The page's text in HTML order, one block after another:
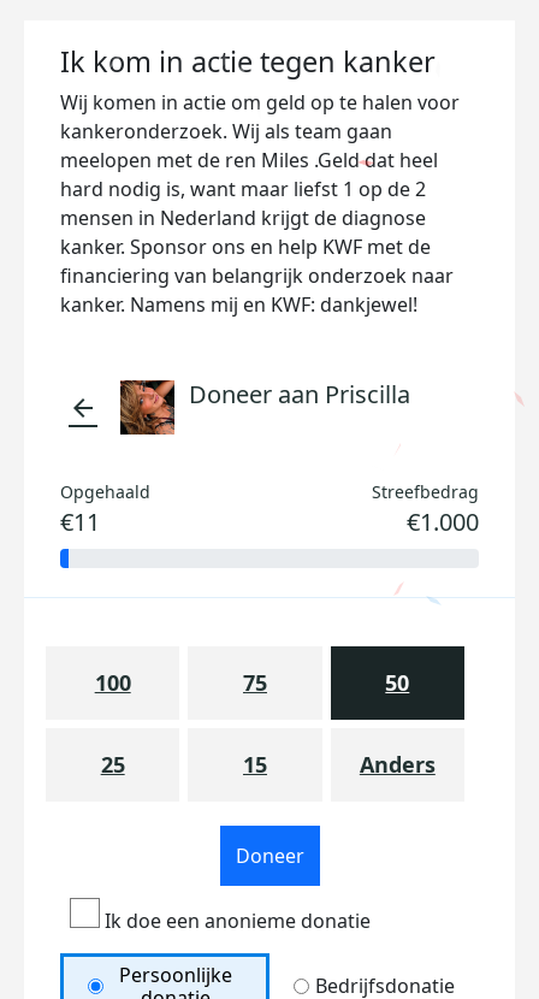
Ik kom in actie tegen kanker
Wij komen in actie om geld op te halen voor
kankeronderzoek. Wij als team gaan
meelopen met de ren Miles .Geld dat heel
hard nodig is, want maar liefst 1 op de 2
mensen in Nederland krijgt de diagnose
kanker. Sponsor ons en help KWF met de
financiering van belangrijk onderzoek naar
kanker. Namens mij en KWF: dankjewel!
arrow_back Doneer aan Priscilla
Opgehaald
€11
Streefbedrag
€1.000
100 75 50
25 15 Anders
Doneer
Ik doe een anonieme donatie
Persoonlijke
Bedrijfsdonatie